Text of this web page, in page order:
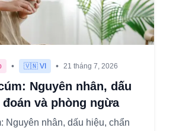
• 🇻🇳 VI • 21 tháng 7, 2026
Nguyên nhân, dấu
đoán và phòng ngừa
Nguyên nhân, dấu hiệu, chẩn